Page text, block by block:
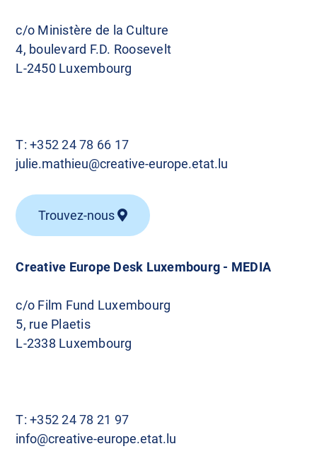
t
i
e
s
Creative Europe Desk Luxembourg - MEDIA
c/o Film Fund Luxembourg
5, rue Plaetis
L-2338 Luxembourg
T:+352 24 78 21 97
info@creative-europe.etat.lu
c/o Ministère de la Culture
4, boulevard F.D. Roosevelt
L-2450 Luxembourg
T:+352 24 78 66 17
julie.mathieu@creative-europe.etat.lu
Trouvez-nous